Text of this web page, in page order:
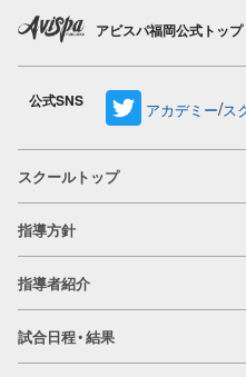
アビスパ福岡公式トップ
公式SNS アカデミー/ス
スクールトップ
指導方針
指導者紹介
試合日程・結果